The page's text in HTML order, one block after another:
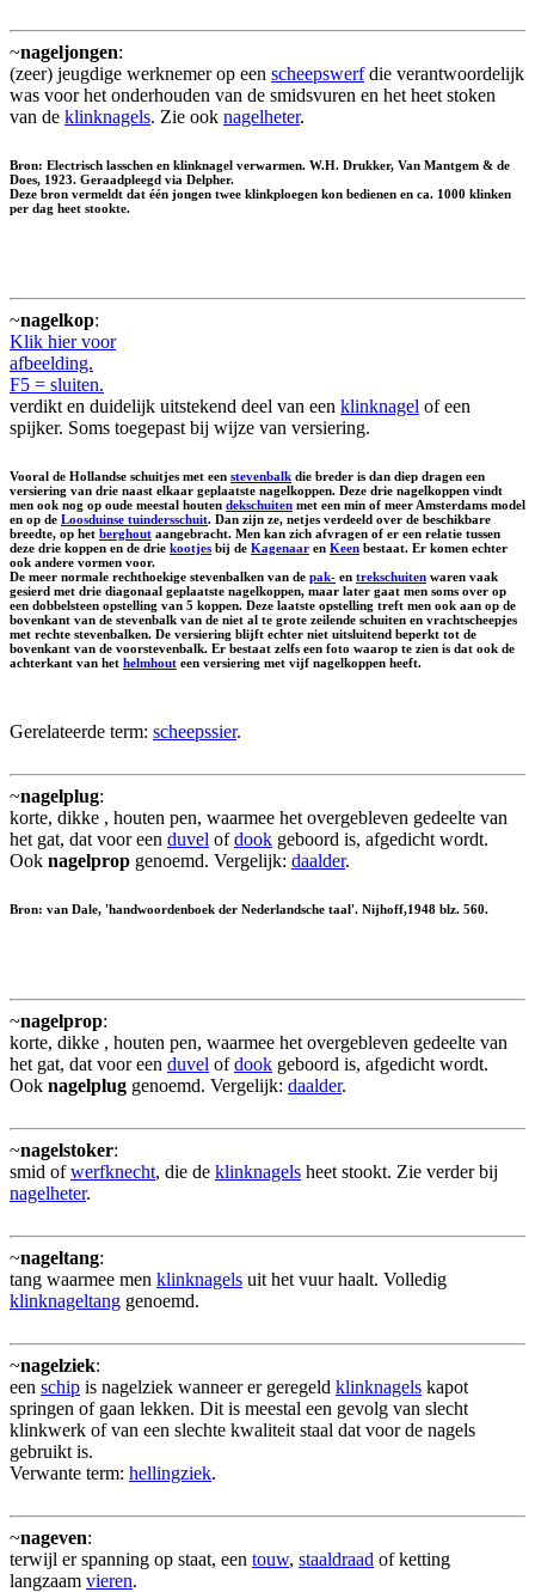
~nageljongen:
(zeer) jeugdige werknemer op een scheepswerfdie verantwoordelijk
was voor het onderhouden van de smidsvuren en het heet stoken
van de klinknagels. Zie ook nagelheter.
Bron: Electrisch lasschen en klinknagel verwarmen. W.H. Drukker, Van Mantgem & de
Does, 1923. Geraadpleegd via Delpher.
Deze bron vermeldt dat één jongen twee klinkploegen kon bedienen en ca. 1000 klinken
per dag heet stookte.
~nagelkop:
Klik hier voor
afbeelding.
F5 = sluiten.
verdikt en duidelijk uitstekend deel van een klinknagel of een
spijker. Soms toegepast bij wijze van versiering.
Vooral de Hollandse schuitjes met een stevenbalk die breder is dan diep dragen een
versiering van drie naast elkaar geplaatste nagelkoppen. Deze drie nagelkoppen vindt
men ook nog op oude meestal houten dekschuiten met een min of meer Amsterdams model
en op de Loosduinse tuindersschuit. Dan zijn ze, netjes verdeeld over de beschikbare
breedte, op het berghout aangebracht. Men kan zich afvragen of er een relatie tussen
deze drie koppen en de drie kootjes bij de Kagenaar en Keen bestaat. Er komen echter
ook andere vormen voor.
De meer normale rechthoekige stevenbalken van de pak- en trekschuiten waren vaak
gesierd met drie diagonaal geplaatste nagelkoppen, maar later gaat men soms over op
een dobbelsteen opstelling van 5 koppen. Deze laatste opstelling treft men ook aan op de
bovenkant van de stevenbalk van de niet al te grote zeilende schuiten en vrachtscheepjes
met rechte stevenbalken. De versiering blijft echter niet uitsluitend beperkt tot de
bovenkant van de voorstevenbalk. Er bestaat zelfs een foto waarop te zien is dat ook de
achterkant van het helmhout een versiering met vijf nagelkoppen heeft.
Gerelateerde term: scheepssier.
~nagelplug:
korte, dikke , houten pen, waarmee het overgebleven gedeelte van
het gat, dat voor een duvel ofdook geboord is, afgedicht wordt.
Ook nagelprop genoemd. Vergelijk: daalder.
Bron: van Dale, 'handwoordenboek der Nederlandsche taal'. Nijhoff,1948 blz. 560.
~nagelprop:
korte, dikke , houten pen, waarmee het overgebleven gedeelte van
het gat, dat voor een duvel ofdook geboord is, afgedicht wordt.
Ook nagelplug genoemd. Vergelijk: daalder.
~nagelstoker:
smid ofwerfknecht, die de klinknagels heet stookt. Zie verder bij
nagelheter.
~nageltang:
tang waarmee men klinknagels uit het vuur haalt. Volledig
klinknageltang genoemd.
~nagelziek:
een schip is nagelziek wanneer er geregeld klinknagels kapot
springen of gaan lekken. Dit is meestal een gevolg van slecht
klinkwerk of van een slechte kwaliteit staal dat voor de nagels
gebruikt is.
Verwante term: hellingziek.
~nageven:
terwijl er spanning op staat, een touw, staaldraad of ketting
langzaam vieren.